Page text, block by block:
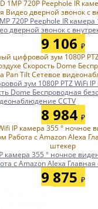
720P Peephole IR
дверной звонок с
9 106 ₽
зум 1080P PTZ WiFi
Dome Беспроводная
CCTV
8 984 ₽
камера 355 ° ночное
с Amazon Alexa
9 875 ₽